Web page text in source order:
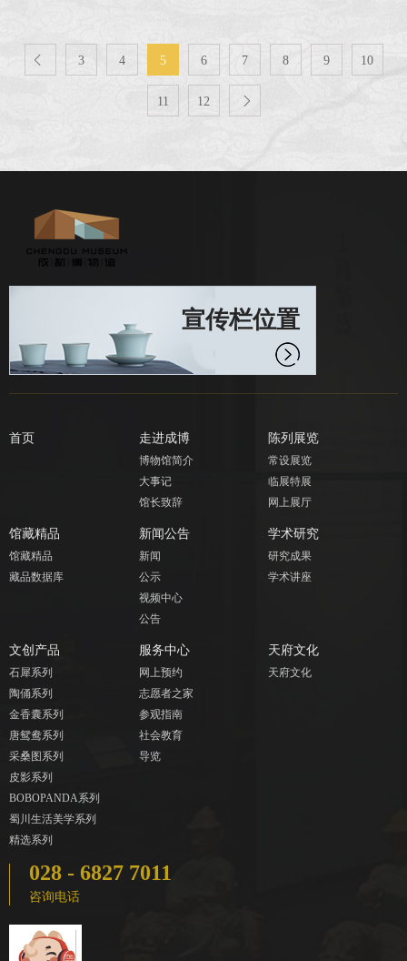
 3 4 5 6 7 8 9 10
11 12 
宣传栏位置
首页 走进成博
博物馆简介
大事记
馆长致辞
陈列展览
常设展览
临展特展
网上展厅
馆藏精品
馆藏精品
藏品数据库
新闻公告
新闻
公示
视频中心
公告
学术研究
研究成果
学术讲座
文创产品
石犀系列
陶俑系列
金香囊系列
唐鸳鸯系列
采桑图系列
皮影系列
BOBOPANDA系列
蜀川生活美学系列
精选系列
服务中心
网上预约
志愿者之家
参观指南
社会教育
导览
天府文化
天府文化
028 - 6827 7011
咨询电话